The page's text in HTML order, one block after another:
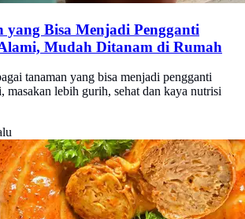
yang Bisa Menjadi Pengganti
Mudah Ditanam di Rumah
tanaman yang bisa menjadi pengganti
masakan lebih gurih, sehat dan kaya nutrisi